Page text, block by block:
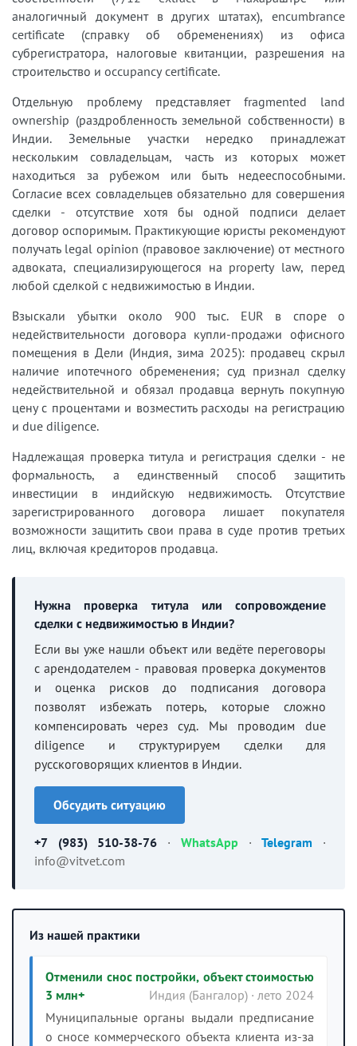
аналогичный документ в других штатах), encumbrance
certificate (справку об обременениях) из офиса
субрегистратора, налоговые квитанции, разрешения на
строительство и occupancy certificate.
Отдельную проблему представляет fragmented land
ownership (раздробленность земельной собственности) в
Индии. Земельные участки нередко принадлежат
нескольким совладельцам, часть из которых может
находиться за рубежом или быть недееспособными.
Согласие всех совладельцев обязательно для совершения
сделки - отсутствие хотя бы одной подписи делает
договор оспоримым. Практикующие юристы рекомендуют
получать legal opinion (правовое заключение) от местного
адвоката, специализирующегося на property law, перед
любой сделкой с недвижимостью в Индии.
Взыскали убытки около 900 тыс. EUR в споре о
недействительности договора купли-продажи офисного
помещения в Дели (Индия, зима 2025): продавец скрыл
наличие ипотечного обременения; суд признал сделку
недействительной и обязал продавца вернуть покупную
цену с процентами и возместить расходы на регистрацию
и due diligence.
Надлежащая проверка титула и регистрация сделки - не
формальность, а единственный способ защитить
инвестиции в индийскую недвижимость. Отсутствие
зарегистрированного договора лишает покупателя
возможности защитить свои права в суде против третьих
лиц, включая кредиторов продавца.
Нужна проверка титула или сопровождение
сделки с недвижимостью в Индии?
Если вы уже нашли объект или ведёте переговоры
с арендодателем - правовая проверка документов
и оценка рисков до подписания договора
позволят избежать потерь, которые сложно
компенсировать через суд. Мы проводим due
diligence и структурируем сделки для
русскоговорящих клиентов в Индии.
Обсудить ситуацию
+7 (983) 510-38-76 · WhatsApp ·Telegram ·
info@vitvet.com
Из нашей практики
Отменили снос постройки, объект стоимостью
3 млн+
Индия (Бангалор) · лето 2024
Муниципальные органы выдали предписание
о сносе коммерческого объекта клиента из-за